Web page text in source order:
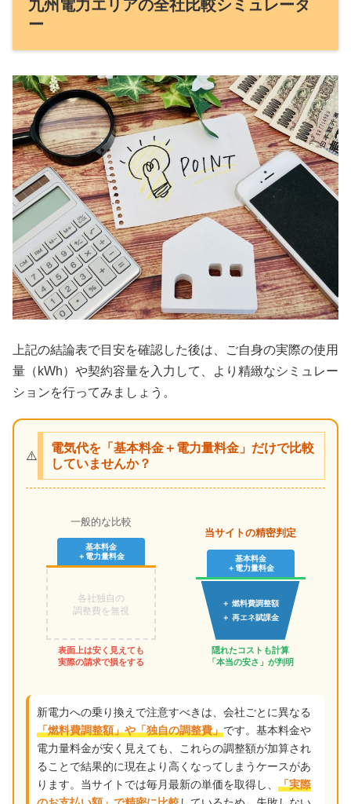
九州電力エリアの全社比較シミュレータ
ー
上記の結論表で目安を確認した後は、ご自身の実際の使用
量（kWh）や契約容量を入力して、より精緻なシミュレー
ションを行ってみましょう。
⚠️
電気代を「基本料金＋電力量料金」だけで比較
していませんか？
一般的な比較
基本料金
＋電力量料金
各社独自の
調整費を無視
表面上は安く見えても
実際の請求で損をする
当サイトの精密判定
基本料金
＋電力量料金
＋ 燃料費調整額
＋ 再エネ賦課金
隠れたコストも計算
「本当の安さ」が判明
新電力への乗り換えで注意すべきは、会社ごとに異なる
「燃料費調整額」や「独自の調整費」です。基本料金や
電力量料金が安く見えても、これらの調整額が加算され
ることで結果的に現在より高くなってしまうケースがあ
ります。当サイトでは毎月最新の単価を取得し、 「実際